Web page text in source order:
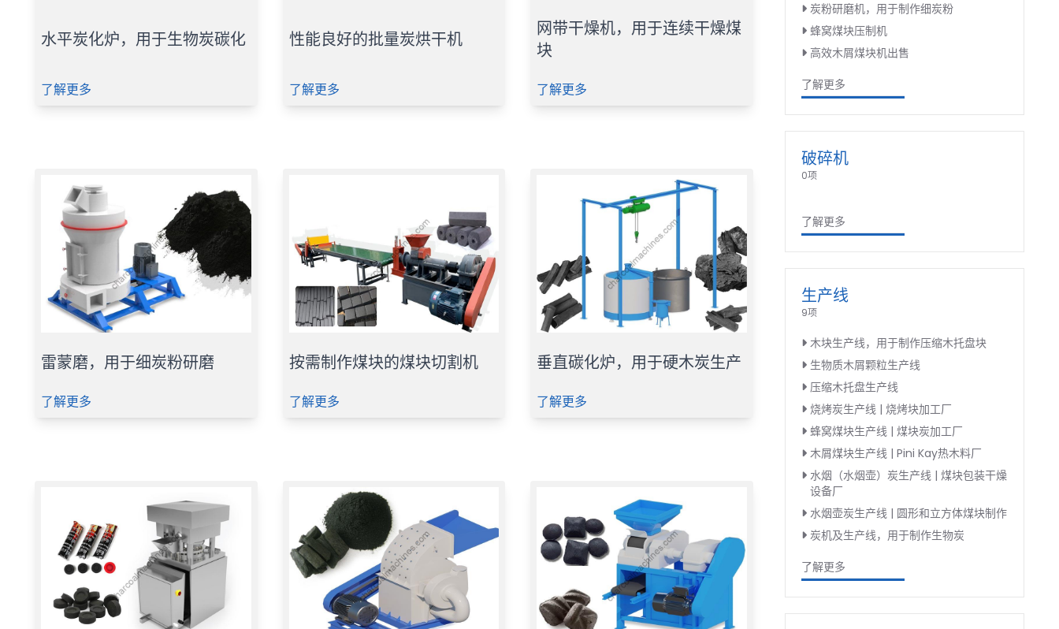
水平炭化炉，用于生物炭碳化
了解更多
性能良好的批量炭烘干机
了解更多
网带干燥机，用于连续干燥煤
块
了解更多
雷蒙磨，用于细炭粉研磨
了解更多
按需制作煤块的煤块切割机
了解更多
垂直碳化炉，用于硬木炭生产
了解更多
炭粉研磨机，用于制作细炭粉
蜂窝煤块压制机
高效木屑煤块机出售
了解更多
破碎机
0项
了解更多
生产线
9项
木块生产线，用于制作压缩木托盘块
生物质木屑颗粒生产线
压缩木托盘生产线
烧烤炭生产线 | 烧烤块加工厂
蜂窝煤块生产线 | 煤块炭加工厂
木屑煤块生产线 | Pini Kay热木料厂
水烟（水烟壶）炭生产线 | 煤块包装干燥
设备厂
水烟壶炭生产线 | 圆形和立方体煤块制作
炭机及生产线，用于制作生物炭
了解更多